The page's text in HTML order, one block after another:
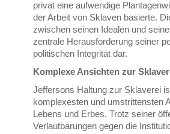
privat eine aufwendige
der Arbeit von Sklaven basierte.
zwischen seinen Idealen und
zentrale Herausforderung seiner
politischen Integrität dar.
Komplexe Ansichten zur
Jeffersons Haltung zur Sklaverei
komplexesten und umstrittensten
Lebens und Erbes. Trotz seiner
Verlautbarungen gegen die